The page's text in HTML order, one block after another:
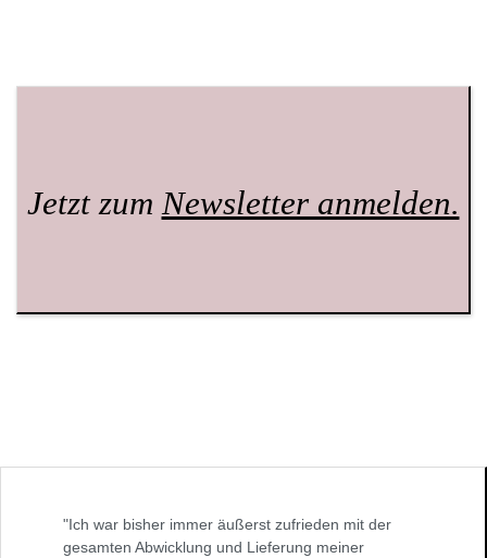
Jetzt zumNewsletter anmelden.
"Ich war bisher immer äußerst zufrieden mit der
gesamten Abwicklung und Lieferung meiner